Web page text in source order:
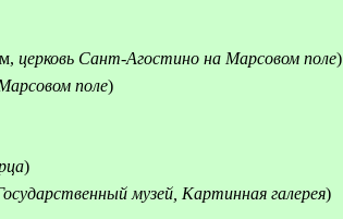
церковь Сант-Агостино на Марсовом поле)
поле)
)
музей Картинная галерея)